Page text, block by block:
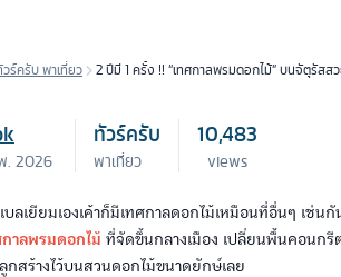
ร์ครับ พาเที่ยว
2 ปีมี 1 ครั้ง !! “เทศกาลพรมดอกไม้” บนจัตุรัสส
. 2026
ทัวร์ครับ
พาเที่ยว
10,483
views
เบลเยียมเองเค้าก็มีเทศกาลดอกไม้เหมือนที่อื่นๆ เช่
กาลพรมดอกไม้ ที่จัดขึ้นกลางเมือง เปลี่ยนพื้นคอนก
กสร้างไว้บนสวนดอกไม้ขนาดยักษ์เลย